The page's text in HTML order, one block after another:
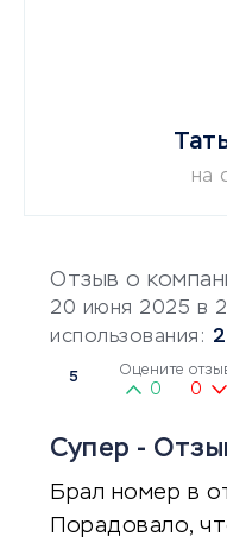
Отзыв о
20 июня 2025 в
использования:
5 Оцените
0 0
Супер -
Брал номер в
Порадовало,
на